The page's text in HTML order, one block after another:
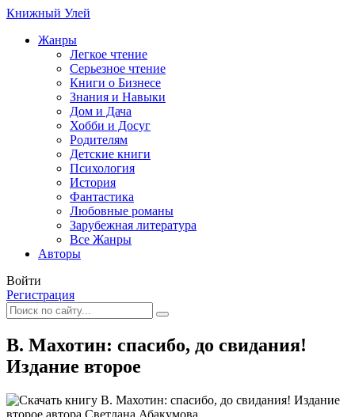
Книжный Улей
Жанры
Легкое чтение
Серьезное чтение
Книги о Бизнесе
Знания и Навыки
Дом и Дача
Хобби и Досуг
Родителям
Детские книги
Психология
История
Фантастика
Любовные романы
Зарубежная литература
Все Жанры
Авторы
Войти
Регистрация
В. Махотин: спасибо, до свидания!
Издание второе